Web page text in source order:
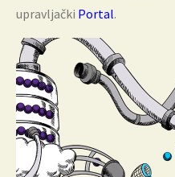
upravljački Portal.